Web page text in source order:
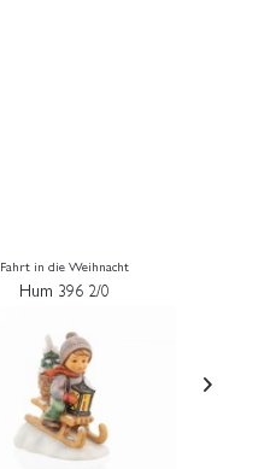
Fahrt in die Weihnacht
Hum 396 2/0